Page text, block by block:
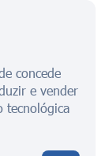
concede
e vender
tecnológica